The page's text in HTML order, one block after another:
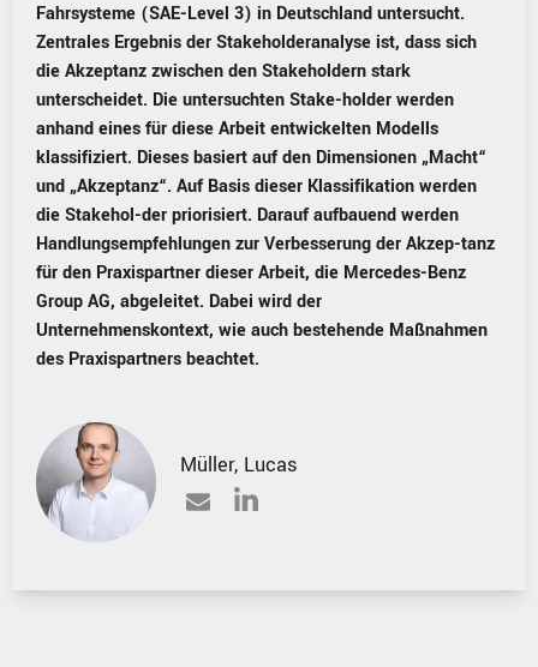
Fahrsysteme (SAE-Level 3) in Deutschland untersucht.
Zentrales Ergebnis der Stakeholderanalyse ist, dass sich
die Akzeptanz zwischen den Stakeholdern stark
unterscheidet. Die untersuchten Stake-holder werden
anhand eines für diese Arbeit entwickelten Modells
klassifiziert. Dieses basiert auf den Dimensionen „Macht“
und „Akzeptanz“. Auf Basis dieser Klassifikation werden
die Stakehol-der priorisiert. Darauf aufbauend werden
Handlungsempfehlungen zur Verbesserung der Akzep-tanz
für den Praxispartner dieser Arbeit, die Mercedes-Benz
Group AG, abgeleitet. Dabei wird der
Unternehmenskontext, wie auch bestehende Maßnahmen
des Praxispartners beachtet.
Müller, Lucas